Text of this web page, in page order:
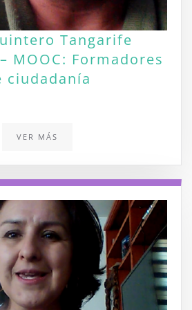
Tangarife
MOOC: Formadores
ciudadanía
VER MÁS